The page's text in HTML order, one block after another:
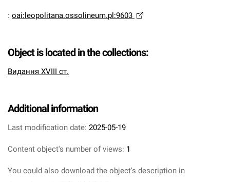
: oai:leopolitana.ossolineum.pl:9603
Object is located in the collections:
Видання XVIII ст.
Additional information
Last modification date: 2025-05-19
Content object's number of views: 1
You could also download the object's description in